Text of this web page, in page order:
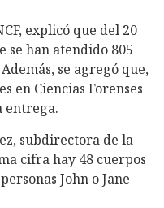
explicó que del 20
se han atendido 805
se agregó que,
en Ciencias Forenses
entrega.
subdirectora de la
cifra hay 48 cuerpos
John o Jane